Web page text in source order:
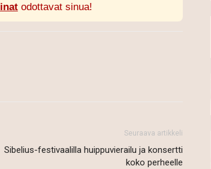
odottavat sinua!
Seuraava artikkeli
Sibelius-festivaalilla huippuvierailu ja konsertti
koko perheelle